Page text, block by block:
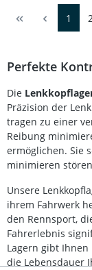
Optimierter
Verbessertes
Langlebige
1
Perfekte
Die
Präzision der
tragen zu einer
Reibung
ermöglichen. Sie
minimieren
Unsere
ihrem Fahrwerk
den Rennsport,
Fahrerlebnis
Lagern gibt
die Lebensdauer